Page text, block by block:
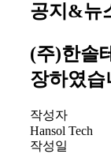
공지&뉴
(주)한솔
장하였습
작성자
Hansol Tech
작성일